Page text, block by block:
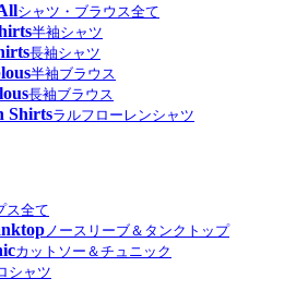
シャツ・ブラウス全て
半袖シャツ
長袖シャツ
半袖ブラウス
長袖ブラウス
Shirtsラルフローレンシャツ
ス全て
ノースリーブ＆タンクトップ
カットソー＆チュニック
シャツ